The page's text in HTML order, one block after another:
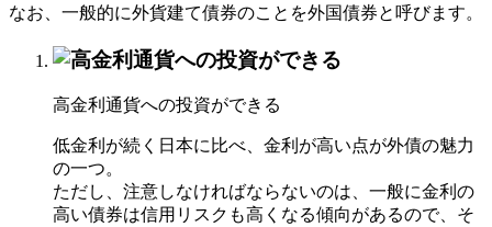
なお、一般的に外貨建て債券のことを外国債券と呼びます。
高金利 通貨への投資ができる
低金利が続く日本に比べ、金利が高い点が外債の魅力
の一つ。
ただし、注意しなければならないのは、一般に金利の
高い債券は信用リスクも高くなる傾向があるので、そ